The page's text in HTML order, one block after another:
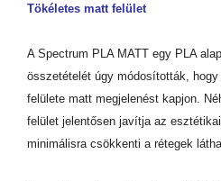
Tökéletes matt felület
A Spectrum PLA MATT egy PLA
összetételét úgy módosították,
felülete matt megjelenést kapjon.
felület jelentősen javítja az
minimálisra csökkenti a rétegek